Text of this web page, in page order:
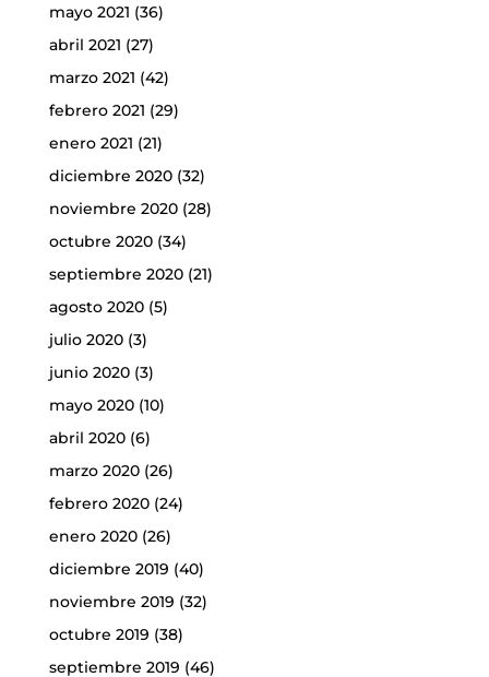
mayo 2021 (36)
abril 2021 (27)
marzo 2021 (42)
febrero 2021 (29)
enero 2021 (21)
diciembre 2020(32)
noviembre 2020(28)
octubre 2020(34)
septiembre 2020(21)
agosto 2020(5)
julio 2020(3)
junio 2020(3)
mayo 2020(10)
abril 2020(6)
marzo 2020(26)
febrero 2020(24)
enero 2020(26)
diciembre 2019 (40)
noviembre 2019 (32)
octubre 2019 (38)
septiembre 2019 (46)